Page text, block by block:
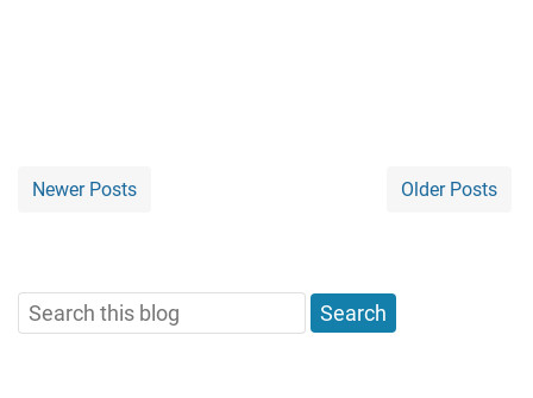
Newer Posts Older Posts